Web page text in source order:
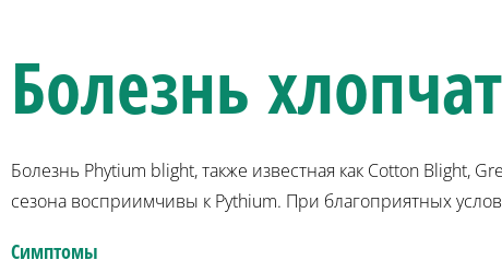
Болезнь
Болезнь Phytium blight, также известная как Cotton Blight,
сезона восприимчивы к Pythium. При благоприятных
Симптомы